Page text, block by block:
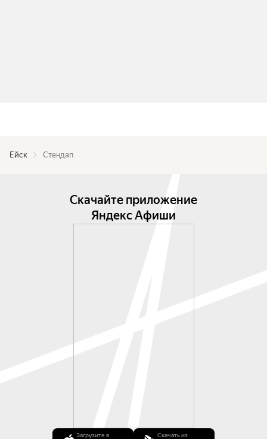
Ейск Стендап
Скачайте приложение
Яндекс Афиши
Загрузите в Скачать из